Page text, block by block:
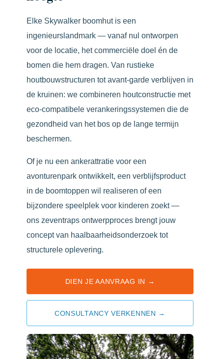
Elke Skywalker boomhut is een
ingenieurslandmark — vanaf nul ontworpen
voor de locatie, het commerciële doel én de
bomen die hem dragen. Van rustieke
houtbouwstructuren tot avant-garde verblijven in
de kruinen: we combineren houtconstructie met
eco-compatibele verankeringssystemen die de
gezondheid van het bos op de lange termijn
beschermen.
Of je nu een ankerattratie voor een
avonturenpark ontwikkelt, een verblijfsproduct
in de boomtoppen wil realiseren of een
bijzondere speelplek voor kinderen zoekt —
ons zeventraps ontwerpproces brengt jouw
concept van haalbaarheidsonderzoek tot
structurele oplevering.
DIEN JE AANVRAAG IN →
CONSULTANCY VERKENNEN →